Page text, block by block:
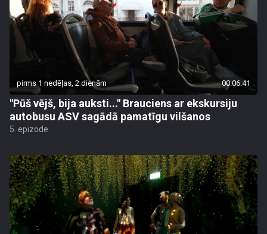
pirms 1 nedēļas, 2 dienām 00:06:41
"Pūš vējš, bija auksti..." Brauciens ar ekskursiju
autobusu ASV sagādā pamatīgu vilšanos
5. epizode